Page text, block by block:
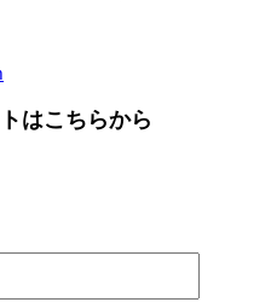
はこちらから